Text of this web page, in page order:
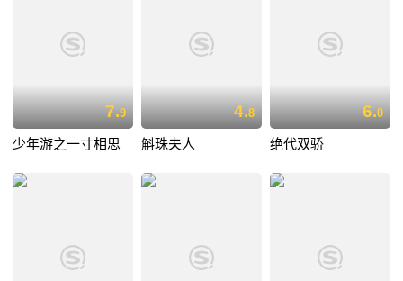
7.9
少年游之一寸相思
4.8
斛珠夫人
6.0
绝代双骄